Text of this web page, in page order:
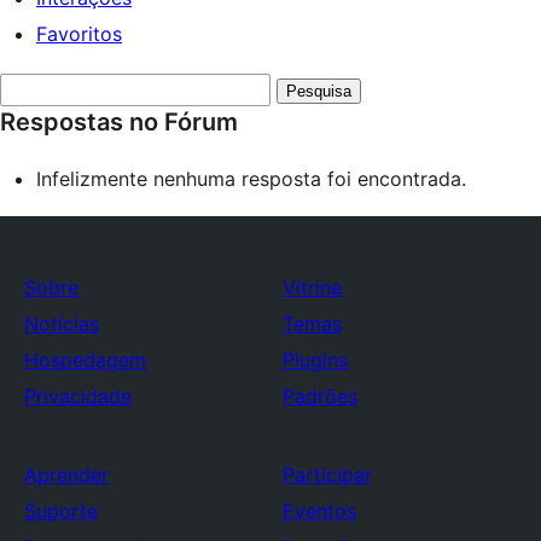
Favoritos
respostas:
Respostas no Fórum
Infelizmente nenhuma resposta foi encontrada.
Sobre
Notícias
Hospedagem
Privacidade
Vitrine
Temas
Plugins
Padrões
Aprender
Suporte
Participar
Eventos